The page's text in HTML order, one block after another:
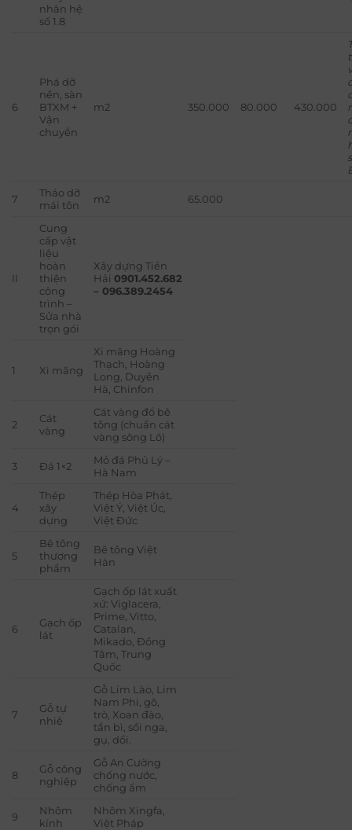
nhân hệ
số 1.8
6
Phá dỡ
nền, sàn
BTXM +
Vận
chuyển
m2 350.000 80.000 430.000
7
Tháo dỡ
mái tôn
m2 65.000
II
Cung
cấp vật
liệu
hoàn
thiện
công
trình –
Sửa nhà
trọn gói
Xây dựng Tiền
Hải 0901.452.682
– 096.389.2454
1 Xi măng
Xi măng Hoàng
Thạch, Hoàng
Long, Duyên
Hà, Chinfon
2
Cát
vàng
Cát vàng đổ bê
tông (chuẩn cát
vàng sông Lô)
3 Đá 1×2
Mỏ đá Phủ Lý –
Hà Nam
4
Thép
xây
dựng
Thép Hòa Phát,
Việt Ý, Việt Úc,
Việt Đức
5
Bê tông
thương
phẩm
Bê tông Việt
Hàn
6
Gạch ốp
lát
Gạch ốp lát xuất
xứ: Viglacera,
Prime, Vitto,
Catalan,
Mikado, Đồng
Tâm, Trung
Quốc
7
Gỗ tự
nhiê
Gỗ Lim Lào, Lim
Nam Phi, gõ,
trò, Xoan đào,
tần bì, sồi nga,
gụ, dổi.
8
Gỗ công
nghiệp
Gỗ An Cường
chống nước,
chống ẩm
9
Nhôm
kính
Nhôm Xingfa,
Việt Pháp